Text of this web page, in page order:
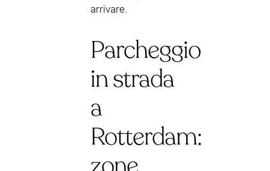
arrivare.
Parcheggio
in strada
a
Rotterdam: